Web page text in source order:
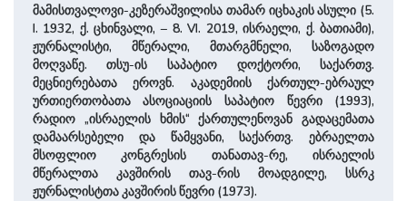
მამისთვალოვი-კეზერაშვილისა თამარ იცხაკის ასული (5.
I. 1932, ქ. ცხინვალი, – 8. VI. 2019, ისრაელი, ქ. ბათიამი),
ჟურნალისტი, მწერალი, მთარგმნელი, საზოგადო
მოღვაწე. თსუ-ის საპატიო დოქტორი, საქართვ.
მეცნიერებათა ეროვნ. აკადემიის ქართულ-ებრაულ
ურთიერთობათა ასოციაციის საპატიო წევრი (1993),
რადიო „ისრაელის ხმის“ ქართულენოვან გადაცემათა
დამაარსებელი და წამყვანი, საქართვ. ებრაელთა
მსოფლიო კონგრესის თანათავ-რე, ისრაელის
მწერალთა კავშირის თავ-რის მოადგილე, სსრკ
ჟურნალისტთა კავშირის წევრი (1973).